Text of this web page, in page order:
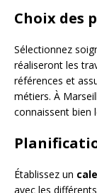
Choix des
Sélectionnez
réaliseront les
références et
métiers. À
connaissent bien
Établissez un
avec les